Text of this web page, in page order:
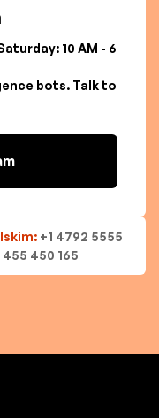
10 AM - 6
bots. Talk to
+1 4792 5555
450 165